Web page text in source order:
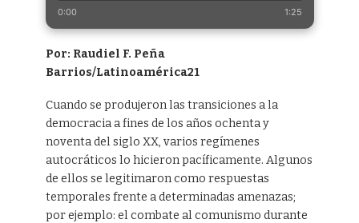
0:00 1:25
Por: Raudiel F. Peña
Barrios/Latinoamérica21
Cuando se produjeron las transiciones a la
democracia a fines de los años ochenta y
noventa del siglo XX, varios regímenes
autocráticos lo hicieron pacíficamente. Algunos
de ellos se legitimaron como respuestas
temporales frente a determinadas amenazas;
por ejemplo: el combate al comunismo durante